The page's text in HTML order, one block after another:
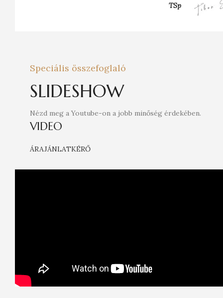
TSp
Speciális összefoglaló
SLIDESHOW
Nézd meg a Youtube-on a jobb minőség érdekében.
VIDEO
ÁRAJÁNLATKÉRŐ